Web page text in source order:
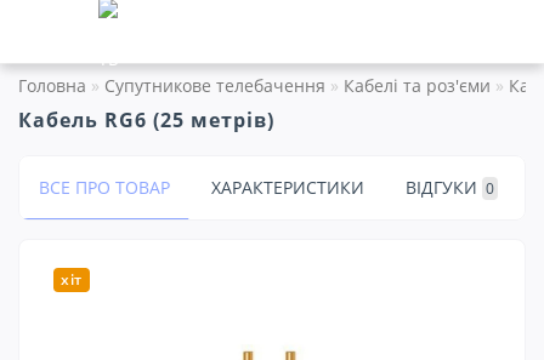
Головна Супутникове телебачення Кабелі та роз'єми
Кабель RG6 (25 метрів)
ВСЕ ПРО ТОВАР ХАРАКТЕРИСТИКИ ВІДГУКИ 0
хіт